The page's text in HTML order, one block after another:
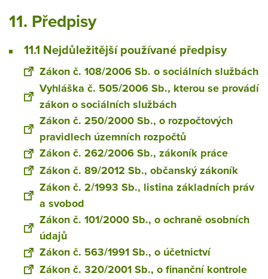
11. Předpisy
11.1 Nejdůležitější používané předpisy
Zákon č. 108/2006 Sb. o sociálních službách
Vyhláška č. 505/2006 Sb., kterou se provádí
zákon o sociálních službách
Zákon č. 250/2000 Sb., o rozpočtových
pravidlech územních rozpočtů
Zákon č. 262/2006 Sb., zákoník práce
Zákon č. 89/2012 Sb., občanský zákoník
Zákon č. 2/1993 Sb., listina základních práv
a svobod
Zákon č. 101/2000 Sb., o ochraně osobních
údajů
Zákon č. 563/1991 Sb., o účetnictví
Zákon č. 320/2001 Sb., o finanční kontrole